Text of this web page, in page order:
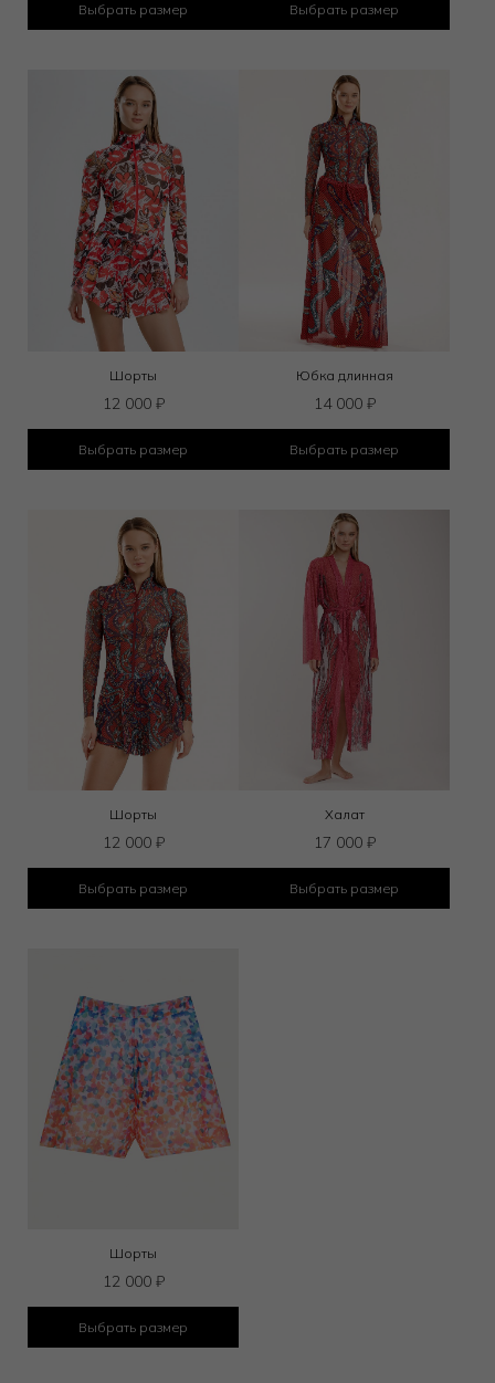
Выбрать размер Выбрать размер
Шорты
12 000 ₽
Выбрать размер
Юбка длинная
14 000 ₽
Выбрать размер
Шорты
12 000 ₽
Выбрать размер
Халат
17 000 ₽
Выбрать размер
Шорты
12 000 ₽
Выбрать размер